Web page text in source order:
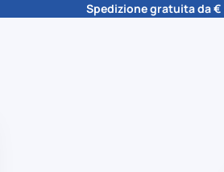
Spedizione gratuita da €